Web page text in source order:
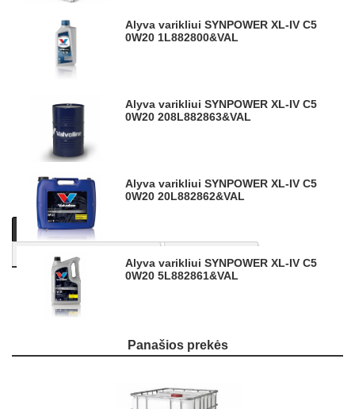
Alyva varikliui SYNPOWER XL-IV C5
0W20 1L882800&VAL
Alyva varikliui SYNPOWER XL-IV C5
0W20 208L882863&VAL
Alyva varikliui SYNPOWER XL-IV C5
0W20 20L882862&VAL
Alyva varikliui SYNPOWER XL-IV C5
0W20 5L882861&VAL
Aprašymas
Produkto informacija
TEIRAUKITĖS PASIŪLYMO
Nuotraukos ir vaizdo įrašai yra iliustratyvūs.
Panašios prekės